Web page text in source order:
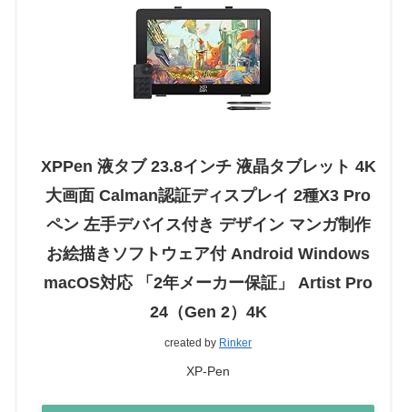
XPPen 液タブ 23.8インチ 液晶タブレット 4K
大画面 Calman認証ディスプレイ 2種X3 Pro
ペン 左手デバイス付き デザイン マンガ制作
お絵描きソフトウェア付 Android Windows
macOS対応 「2年メーカー保証」 Artist Pro
24（Gen 2）4K
created by Rinker
XP-Pen